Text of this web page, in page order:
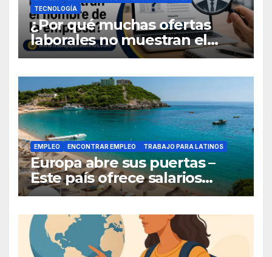
TECNOLOGÍA
¿Por qué muchas ofertas
laborales no muestran el
nombre de la empresa?
EMPLEO ENCONTRAR EMPLEO TRABAJO PARA LATINOS
Europa abre sus puertas –
Este país ofrece salarios
competitivos y contrata a